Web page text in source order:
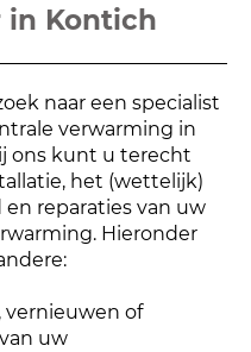
in Kontich
naar een specialist
verwarming in
ons kunt u terecht
het (wettelijk)
reparaties van uw
Hieronder
vernieuwen of
uw